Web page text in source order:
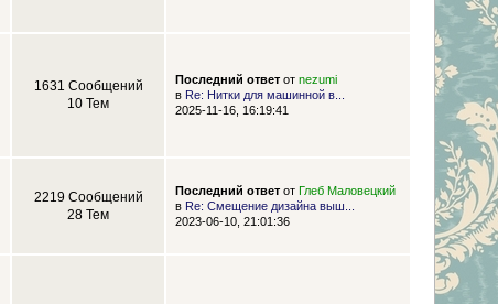
1631 Сообщений
10 Тем
Последний ответот nezumi
в Re: Нитки для машинной в...
2025-11-16, 16:19:41
2219 Сообщений
28 Тем
Последний ответот Глеб Маловецкий
в Re: Смещение дизайна выш...
2023-06-10, 21:01:36